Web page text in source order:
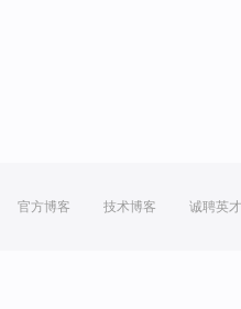
官方博客 技术博客 诚聘英才